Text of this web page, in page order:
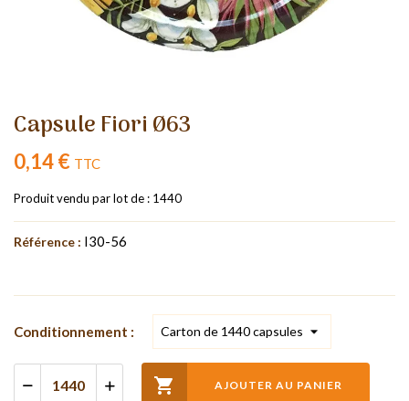
Capsule Fiori Ø63
0,14 € TTC
Produit vendu par lot de : 1440
Référence : I30-56
Conditionnement :
 AJOUTER AU PANIER